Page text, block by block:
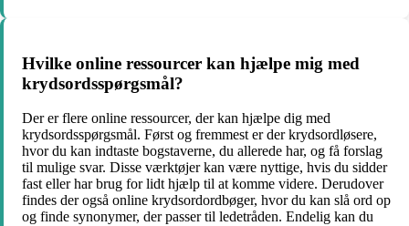
Hvilke online ressourcer kan hjælpe mig med
krydsordsspørgsmål?
Der er flere online ressourcer, der kan hjælpe dig med
krydsordsspørgsmål. Først og fremmest er der krydsordløsere,
hvor du kan indtaste bogstaverne, du allerede har, og få forslag
til mulige svar. Disse værktøjer kan være nyttige, hvis du sidder
fast eller har brug for lidt hjælp til at komme videre. Derudover
findes der også online krydsordordbøger, hvor du kan slå ord op
og finde synonymer, der passer til ledetråden. Endelig kan du